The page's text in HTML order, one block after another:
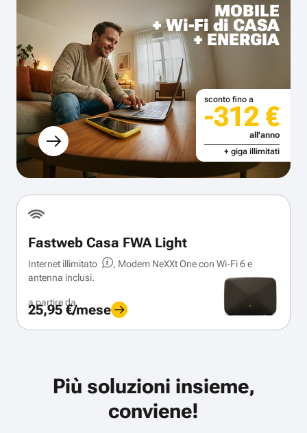
MOBILE
+ Wi-Fi di CASA
+ ENERGIA
sconto fino a
-312 €
all'anno
+ giga illimitati
Fastweb Casa FWA Light
Internet illimitato
, Modem NeXXt One con Wi‑Fi 6 e
antenna inclusi.
a partire da
25,95 €/mese
Più soluzioni insieme,
conviene!